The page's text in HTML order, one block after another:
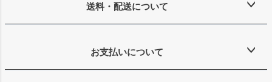
送料・配送について
お支払いについて